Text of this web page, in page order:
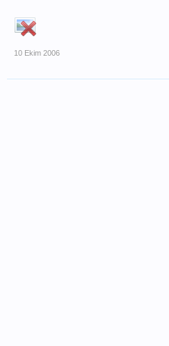
10 Ekim 2006